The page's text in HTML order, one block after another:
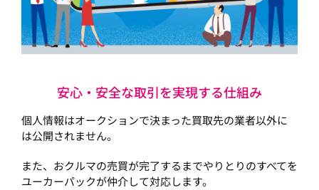
安心・安全な取引を実現する仕組み
個人情報はオークションで決まった買取先の業者以外に
は公開されません。
また、おクルマの売買が完了するまでやりとりのすべてを
ユーカーパックが仲介して対応します。